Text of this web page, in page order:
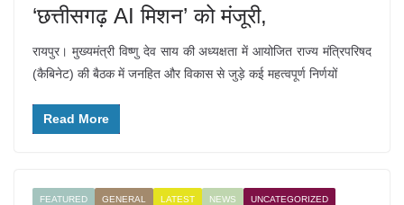
‘छत्तीसगढ़ AI मिशन’ को मंजूरी,
रायपुर। मुख्यमंत्री विष्णु देव साय की अध्यक्षता में आयोजित राज्य मंत्रिपरिषद
(कैबिनेट) की बैठक में जनहित और विकास से जुड़े कई महत्वपूर्ण निर्णयों
Read More
FEATURED GENERAL LATEST NEWS UNCATEGORIZED